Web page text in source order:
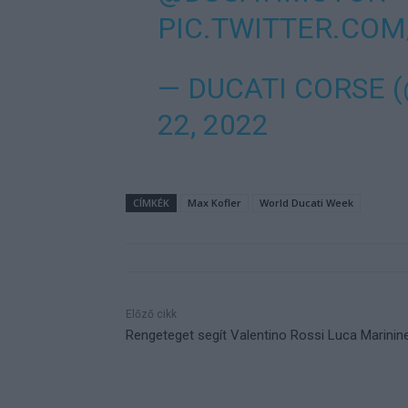
— DUCATI CORSE
22, 2022
CÍMKÉK Max Kofler World Ducati Week
Előző cikk
Rengeteget segít Valentino Rossi Luca